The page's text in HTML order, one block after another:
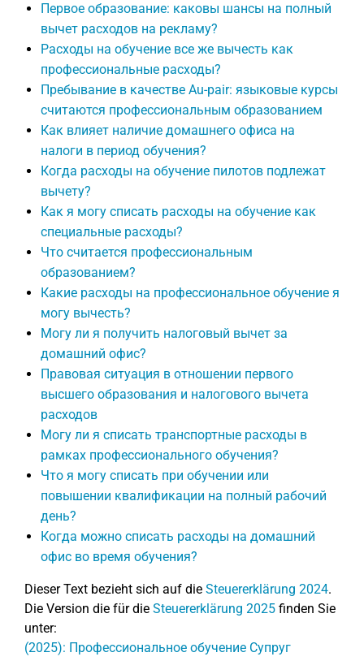
Первое образование: каковы шансы на полный
вычет расходов на рекламу?
Расходы на обучение все же вычесть как
профессиональные расходы?
Пребывание в качестве Au-pair: языковые курсы
считаются профессиональным образованием
Как влияет наличие домашнего офиса на
налоги в период обучения?
Когда расходы на обучение пилотов подлежат
вычету?
Как я могу списать расходы на обучение как
специальные расходы?
Что считается профессиональным
образованием?
Какие расходы на профессиональное обучение я
могу вычесть?
Могу ли я получить налоговый вычет за
домашний офис?
Правовая ситуация в отношении первого
высшего образования и налогового вычета
расходов
Могу ли я списать транспортные расходы в
рамках профессионального обучения?
Что я могу списать при обучении или
повышении квалификации на полный рабочий
день?
Когда можно списать расходы на домашний
офис во время обучения?
Dieser Text bezieht sich auf die Steuererklärung 2024.
Die Version die für die Steuererklärung 2025 finden Sie
unter:
(2025): Профессиональное обучение Супруг